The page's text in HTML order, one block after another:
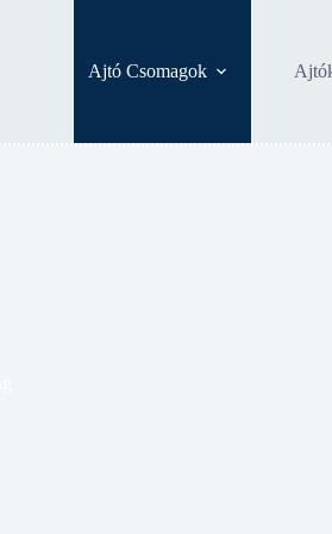
Ajtó Csomagok